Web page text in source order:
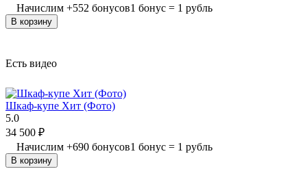
Начислим +552 бонусов1 бонус = 1 рубль
В корзину
Есть видео
Шкаф-купе Хит (Фото)
5.0
34 500 ₽
Начислим +690 бонусов1 бонус = 1 рубль
В корзину